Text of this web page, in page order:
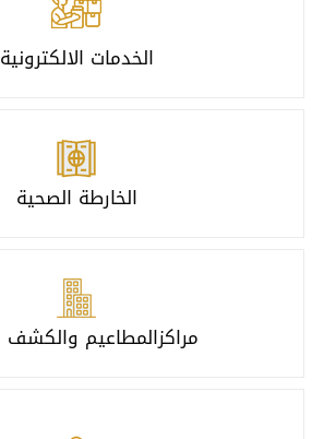
الخدمات الالكترونية
الخارطة الصحية
مراكزالمطاعيم والكشف